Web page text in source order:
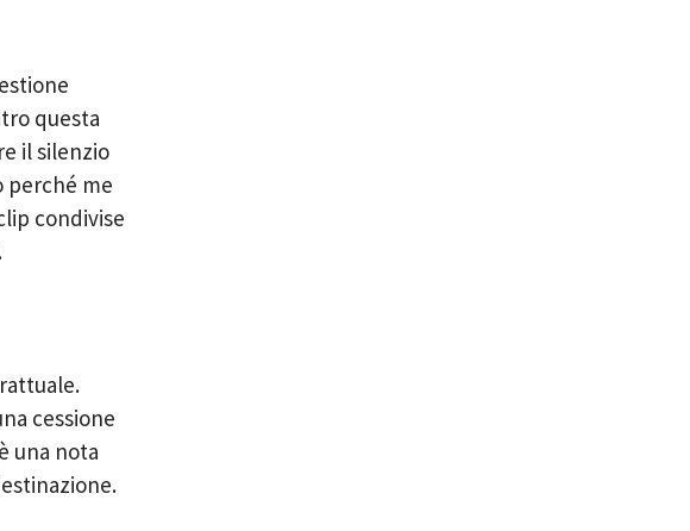
questa
il silenzio
perché me
condivise
cessione
una nota